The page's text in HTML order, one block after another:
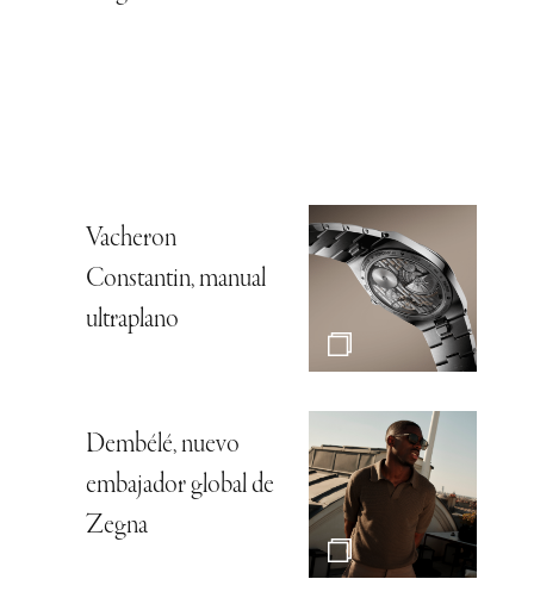
Vacheron
Constantin, manual
ultraplano
Dembélé, nuevo
embajador global de
Zegna